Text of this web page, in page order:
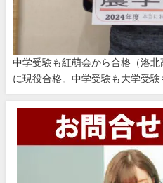
中学受験も紅萌会から合格（洛
に現役合格。中学受験も大学受験